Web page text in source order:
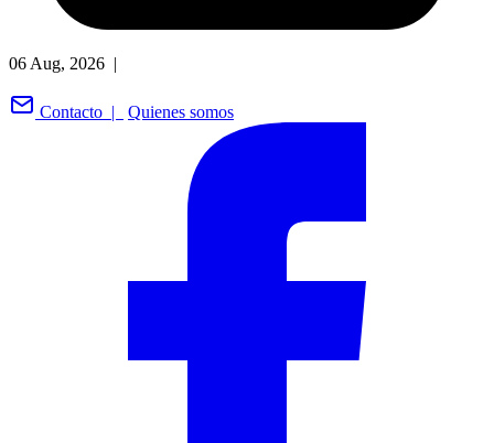
06 Aug, 2026 |
Contacto | Quienes somos